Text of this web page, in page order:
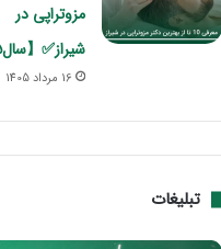
مزوتراپی در
شیراز✅【سال1405】
16 مرداد 1405
تبلیغات